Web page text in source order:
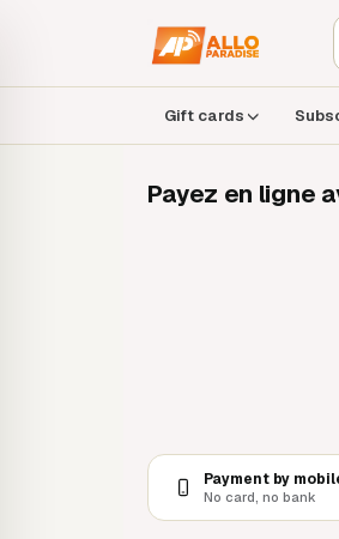
Gift cards
Payez en ligne
Payment by
No card, no bank